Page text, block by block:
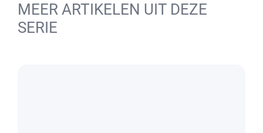
MEER ARTIKELEN UIT DEZE
SERIE